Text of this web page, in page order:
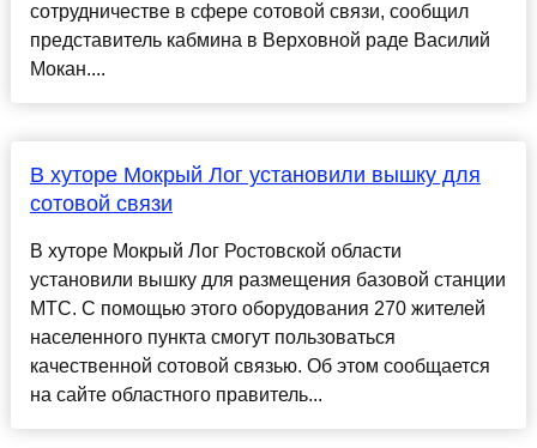
сотрудничестве в сфере сотовой связи, сообщил
представитель кабмина в Верховной раде Василий
Мокан....
В хуторе Мокрый Лог установили вышку для
сотовой связи
В хуторе Мокрый Лог Ростовской области
установили вышку для размещения базовой станции
МТС. С помощью этого оборудования 270 жителей
населенного пункта смогут пользоваться
качественной сотовой связью. Об этом сообщается
на сайте областного правитель...